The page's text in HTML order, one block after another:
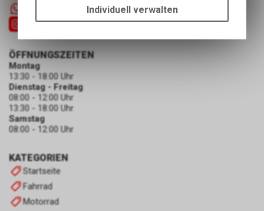
KATEGORIEN
Startseite
Fahrrad
Motorrad
ÖFFNUNGSZEITEN
Montag
13:30 - 18:00 Uhr
Dienstag - Freitag
08:00 - 12:00 Uhr
13:30 - 18:00 Uhr
Samstag
08:00 - 12:00 Uhr
um die grundlegenden
Funktionen unseres Online-
Individuell verwalten